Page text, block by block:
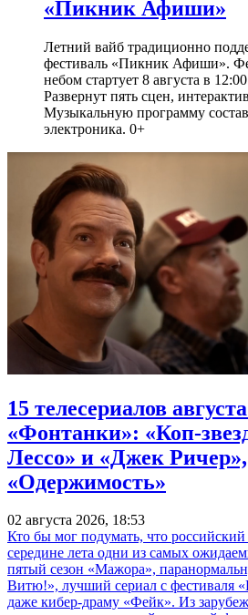
«Пикник Афиши»
Летний вайб традиционно
фестиваль «Пикник Афиши».
небом стартует 8 августа в
Развернут пять сцен,
Музыкальную программу
электроника. 0+
15 телесериалов
«Фонтанки»: «Коп-
Лессо» и «Джек Ричер»,
«Одержимость»
02 августа 2026, 18:53
Кто бы мог подумать, что
середине лета одни из самых
пятый сезон «Мажора»,
Витю!», лучший сериал с фестиваля
даже кибер-драму «Фейк». Из